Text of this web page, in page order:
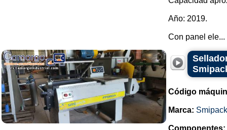
Año: 2019.
Con panel ele...
Código
Marca: Smipack
Componentes: